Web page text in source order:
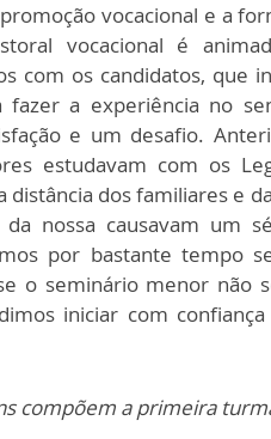
vocacional e a
vocacional é
com os candidatos, que
fazer a experiência no
e um desafio.
estudavam com os
distância dos familiares e
nossa causavam um
por bastante tempo
o seminário menor não
iniciar com
compõem a primeira